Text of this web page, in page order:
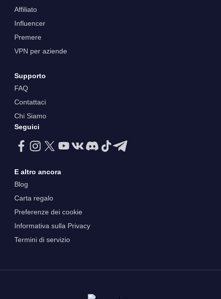
Affiliato
Influencer
Premere
VPN per aziende
Supporto
FAQ
Contattaci
Chi Siamo
Seguici
E altro ancora
Blog
Carta regalo
Preferenze dei cookie
Informativa sulla Privacy
Termini di servizio